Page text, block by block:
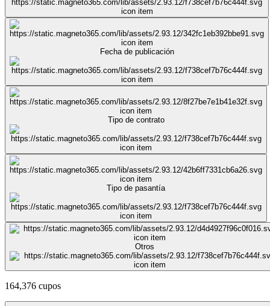
Fecha de publicación
Tipo de contrato
Tipo de pasantía
Otros
164,376 cupos